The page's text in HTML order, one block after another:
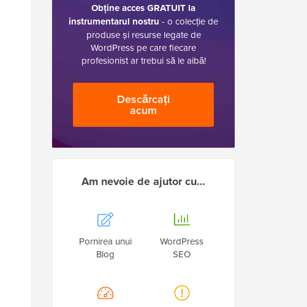
Obține acces GRATUIT la
instrumentarul nostru - o colecție de
produse și resurse legate de
WordPress pe care fiecare
profesionist ar trebui să le aibă!
Descărcați
acum
Am nevoie de ajutor cu…
Pornirea unui
Blog
WordPress
SEO